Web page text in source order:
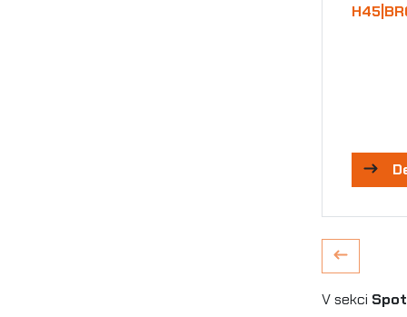
V sekci